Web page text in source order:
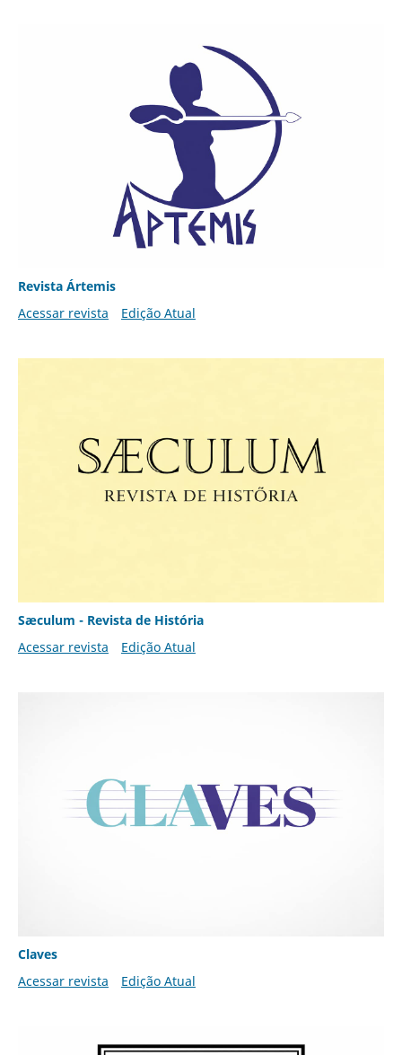
Revista Ártemis
Acessar revista
Edição Atual
Sæculum - Revista de História
Acessar revista
Edição Atual
Claves
Acessar revista
Edição Atual